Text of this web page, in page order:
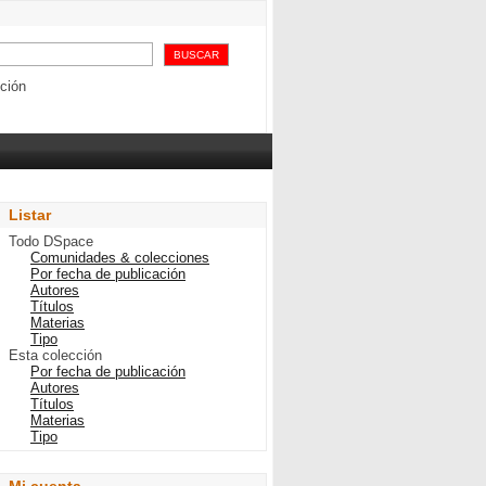
que los jóvenes
en el
Listar
Todo DSpace
Comunidades & colecciones
Por fecha de publicación
Autores
Títulos
Materias
Tipo
Esta colección
Por fecha de publicación
Autores
Títulos
Materias
Tipo